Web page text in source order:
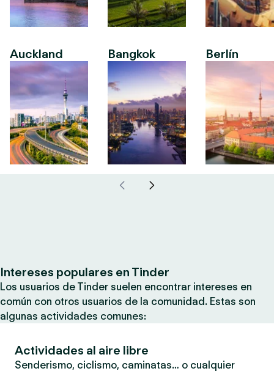
Auckland Bangkok Berlín
Intereses populares en Tinder
Los usuarios de Tinder suelen encontrar intereses en
común con otros usuarios de la comunidad. Estas son
algunas actividades comunes:
Actividades al aire libre
Senderismo, ciclismo, caminatas… o cualquier